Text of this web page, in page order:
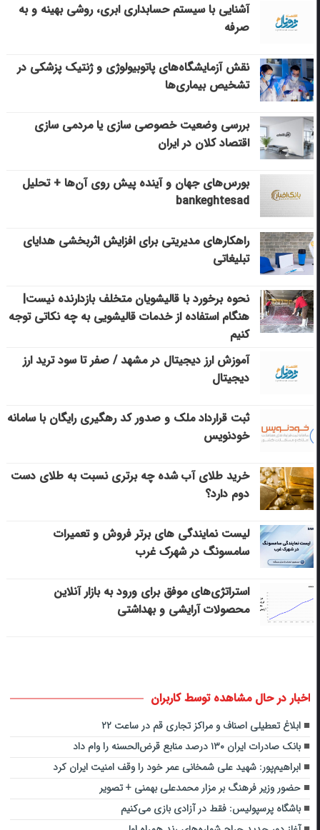
آشنایی با سیستم حسابداری ابری، روشی بهینه و به
صرفه
نقش آزمایشگاه‌های پاتوبیولوژی و ژنتیک پزشکی در
تشخیص بیماری‌ها
بررسی وضعیت خصوصی سازی یا مردمی سازی
اقتصاد کلان در ایران
بورس‌های جهان و آینده پیش روی آن‌ها + تحلیل
bankeghtesad
راهکارهای مدیریتی برای افزایش اثربخشی هدایای
تبلیغاتی
نحوه برخورد با قالیشویان متخلف بازدارنده نیست|
هنگام استفاده از خدمات قالیشویی به چه نکاتی توجه
کنیم
آموزش ارز دیجیتال در مشهد / صفر تا سود ترید ارز
دیجیتال
ثبت قرارداد ملک و صدور کد رهگیری رایگان با سامانه
خودنویس
خرید طلای آب شده چه برتری نسبت به طلای دست
دوم دارد؟
لیست نمایندگی های برتر فروش و تعمیرات
سامسونگ در شهرک غرب
استراتژی‌های موفق برای ورود به بازار آنلاین
محصولات آرایشی و بهداشتی
اخبار در حال مشاهده توسط کاربران
ابلاغ تعطیلی اصناف و مراکز تجاری ‌قم در ساعت ۲۲
بانک صادرات ایران ۱۳۰ درصد منابع قرض‌الحسنه را وام داد
ابراهیم‌پور: شهید علی شمخانی عمر خود را وقف امنیت ایران کرد
حضور وزیر فرهنگ بر مزار محمدعلی بهمنی + تصویر
باشگاه پرسپولیس: فقط در آزادی بازی می‌کنیم